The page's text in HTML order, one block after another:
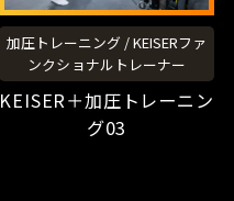
加圧トレーニング /KEISERファ
ンクショナルトレーナー
KEISER＋加圧トレーニン
グ03